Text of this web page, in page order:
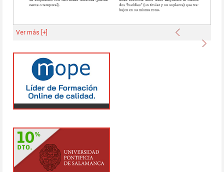
Anterior
Ver más [+]